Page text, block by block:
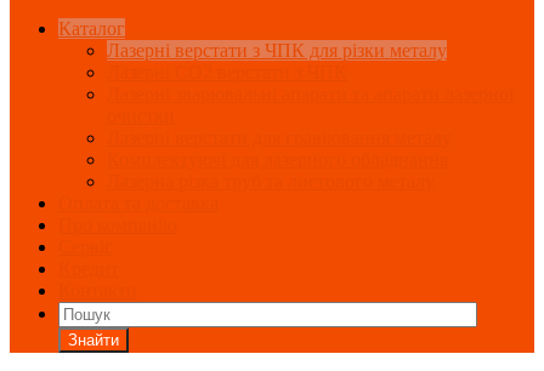
Каталог
Лазерні верстати з ЧПК для різки металу
Знайти